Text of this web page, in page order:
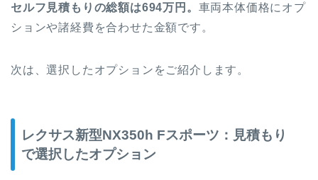
セルフ見積もりの総額は694万円。 車両本体価格にオプ
ションや諸経費を合わせた金額です。
次は、選択したオプションをご紹介します。
レクサス新型NX350h Fスポーツ：見積もり
で選択したオプション